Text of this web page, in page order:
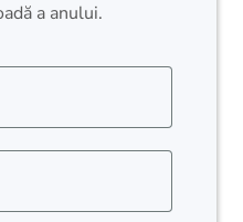
a anului.